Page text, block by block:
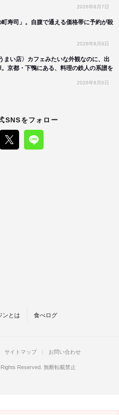
2026年8月7日
町寿司」。自腹で通える価格帯に予約が殺
2026年8月6日
まい店〉カフェみたいな外観なのに、出
京都・下鴨にある、料理の鉄人の系譜を
2026年8月6日
SNSをフォロー
ンとは 食べログ
サイトマップ お問い合わせ
Rights Reserved. 無断転載禁止